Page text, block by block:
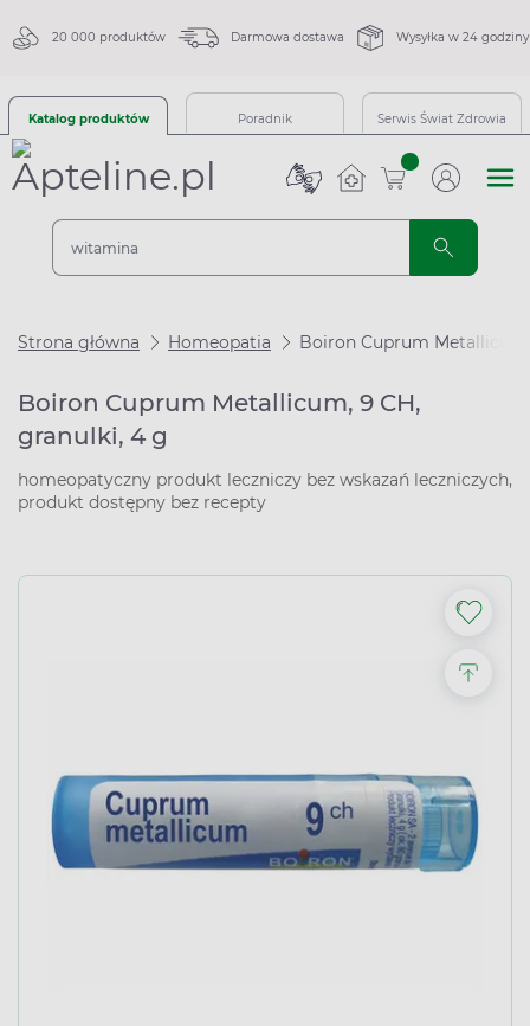
20 000 produktów Darmowa dostawa Wysyłka w 24 godziny
Katalog produktów Poradnik Serwis Świat Zdrowia
sztuk
Strona główna Homeopatia Boiron Cuprum
Boiron Cuprum Metallicum, 9 CH,
granulki, 4 g
homeopatyczny produkt leczniczy bez wskazań leczniczych,
produkt dostępny bez recepty